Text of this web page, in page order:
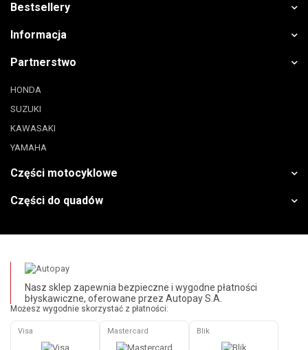
Bestsellery
Informacja
Partnerstwo
HONDA
SUZUKI
KAWASAKI
YAMAHA
Części motocyklowe
Części do quadów
Nasz sklep zapewnia bezpieczne i wygodne płatności
błyskawiczne, oferowane przez Autopay S.A.
Możesz wygodnie skorzystać z płatności:
Visa Mastercard Blik